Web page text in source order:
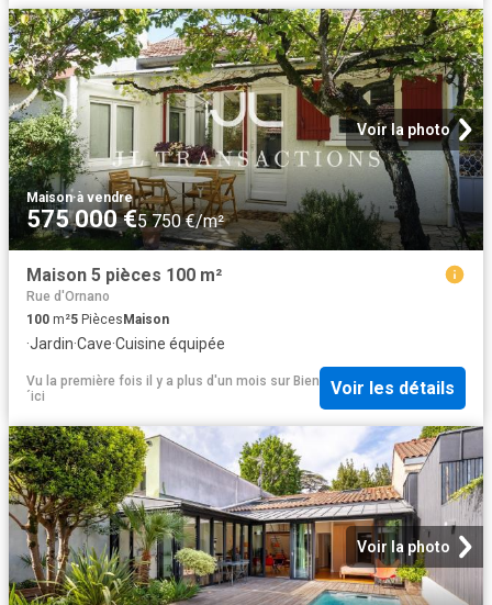
Voir la photo
Maison·à vendre
575 000 €5 750 €/m²
Maison 5 pièces 100 m²
Rue d'Ornano
100 m²5 Pièces Maison
·Jardin·Cave·Cuisine équipée
Vu la première fois il y a plus d'un mois sur Bien
´ici
Voir les détails
Voir la photo